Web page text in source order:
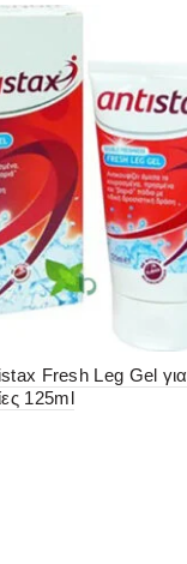
Fresh Leg Gel για
125ml